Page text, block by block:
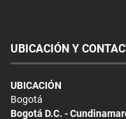
UBICACIÓN Y
UBICACIÓN
Bogotá
Bogotá D.C. -